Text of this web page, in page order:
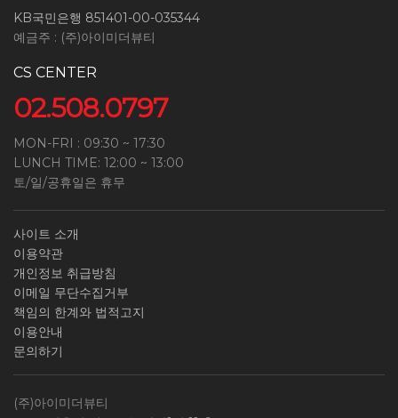
KB국민은행 851401-00-035344
예금주 : (주)아이미더뷰티
CS CENTER
02.508.0797
MON-FRI : 09:30 ~ 17:30
LUNCH TIME: 12:00 ~ 13:00
토/일/공휴일은 휴무
사이트 소개
이용약관
개인정보 취급방침
이메일 무단수집거부
책임의 한계와 법적고지
이용안내
문의하기
(주)아이미더뷰티